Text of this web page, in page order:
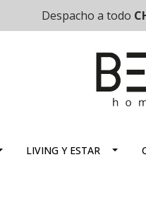
Despacho a todo
LIVING Y ESTAR